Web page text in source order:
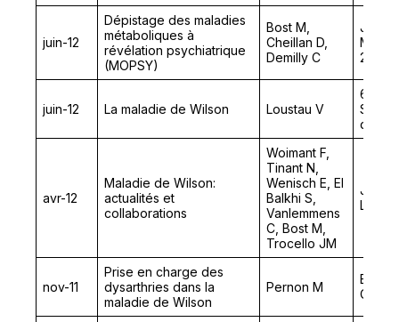
juin-12
Dépistage des maladies
métaboliques à
révélation psychiatrique
(MOPSY)
Bost M,
Cheillan D,
Demilly C
2012
juin-12 La maladie de Wilson Loustau V
de
avr-12
Maladie de Wilson:
actualités et
collaborations
Woimant F,
Tinant N,
Wenisch E, El
Balkhi S,
Vanlemmens
C, Bost M,
Trocello JM
nov-11
Prise en charge des
dysarthries dans la
maladie de Wilson
Pernon M